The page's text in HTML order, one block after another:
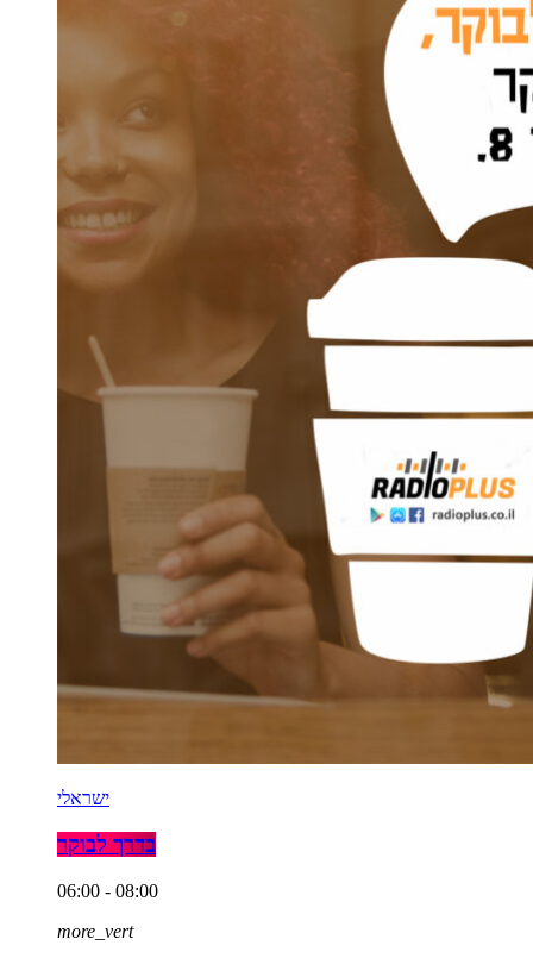
ישראלי
בדרך לבוקר
06:00 - 08:00
more_vert